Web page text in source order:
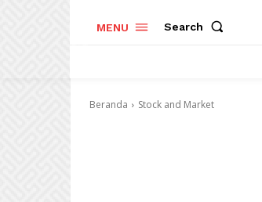
MENU Search
Beranda Stock and Market